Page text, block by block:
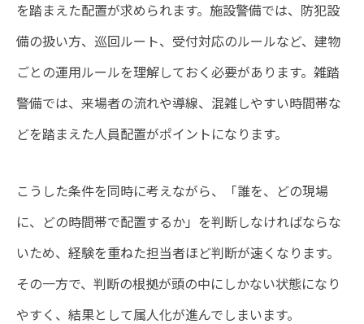
を踏まえた配置が求められます。施設警備では、防犯設
備の扱い方、巡回ルート、受付対応のルールなど、建物
ごとの運用ルールを理解しておく必要があります。雑踏
警備では、来場者の流れや導線、混雑しやすい時間帯な
どを踏まえた人員配置がポイントになります。
こうした条件を同時に考えながら、「誰を、どの現場
に、どの時間帯で配置するか」を判断しなければならな
いため、経験を重ねた担当者ほど判断が速くなります。
その一方で、判断の根拠が頭の中にしかない状態になり
やすく、結果として属人化が進んでしまいます。